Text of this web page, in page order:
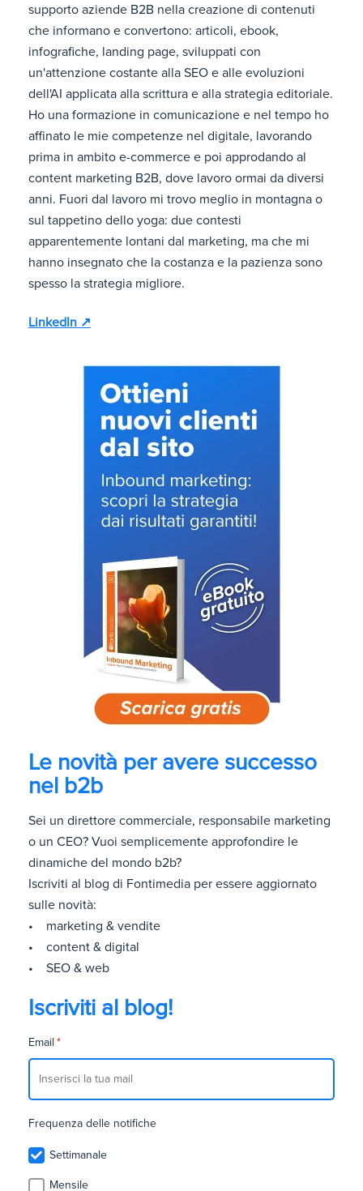
supporto aziende B2B nella creazione di contenuti
che informano e convertono: articoli, ebook,
infografiche, landing page, sviluppati con
un'attenzione costante alla SEO e alle evoluzioni
dell'AI applicata alla scrittura e alla strategia editoriale.
Ho una formazione in comunicazione e nel tempo ho
affinato le mie competenze nel digitale, lavorando
prima in ambito e-commerce e poi approdando al
content marketing B2B, dove lavoro ormai da diversi
anni. Fuori dal lavoro mi trovo meglio in montagna o
sul tappetino dello yoga: due contesti
apparentemente lontani dal marketing, ma che mi
hanno insegnato che la costanza e la pazienza sono
spesso la strategia migliore.
LinkedIn ↗
Le novità per avere successo
nel b2b
Sei un direttore commerciale, responsabile marketing
o un CEO? Vuoi semplicemente approfondire le
dinamiche del mondo b2b?
Iscriviti al blog di Fontimedia per essere aggiornato
sulle novità:
• marketing & vendite
• content & digital
• SEO & web
Iscriviti al blog!
Email *
Frequenza delle notifiche
Settimanale
Mensile